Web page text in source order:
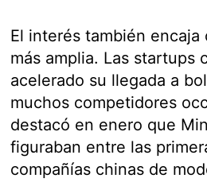
El interés también
más amplia. Las startups
acelerado su llegada a
muchos competidores
destacó en enero que
figuraban entre las
compañías chinas de